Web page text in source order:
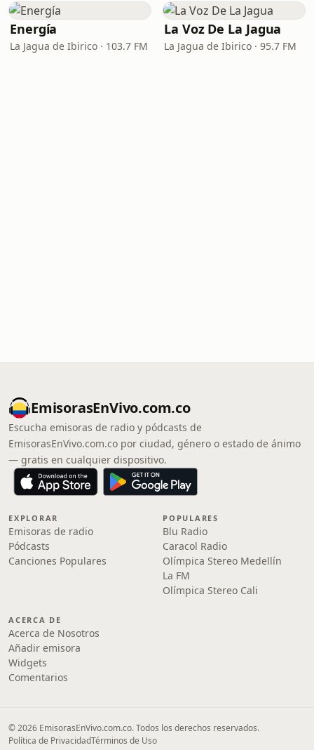
Energía
La Jagua de Ibirico · 103.7 FM
La Voz De La Jagua
La Jagua de Ibirico · 95.7 FM
EmisorasEnVivo.com.co
Escucha emisoras de radio y pódcasts de
EmisorasEnVivo.com.co por ciudad, género o estado de ánimo
— gratis en cualquier dispositivo.
EXPLORAR
Emisoras de radio
Pódcasts
Canciones Populares
POPULARES
Blu Radio
Caracol Radio
Olímpica Stereo Medellín
La FM
Olímpica Stereo Cali
ACERCA DE
Acerca de Nosotros
Añadir emisora
Widgets
Comentarios
© 2026 EmisorasEnVivo.com.co. Todos los derechos reservados.
Política de PrivacidadTérminos de Uso